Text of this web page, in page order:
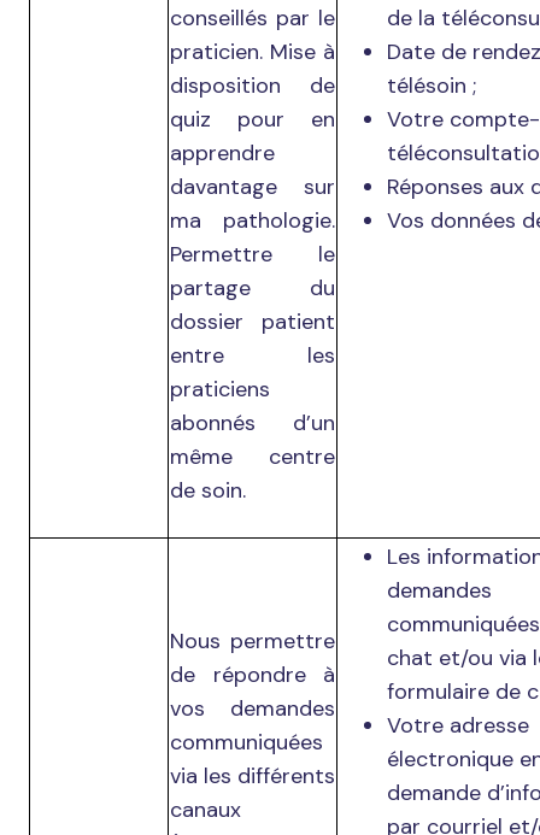
conseillés par le
praticien. Mise à
disposition de
quiz pour en
apprendre
davantage sur
ma pathologie.
Permettre le
partage du
dossier patient
entre les
praticiens
abonnés d’un
même centre
de soin.
de la
Date de
télésoin ;
Votre
Réponses aux
Vos données
Nous permettre
de répondre à
vos demandes
communiquées
via les différents
canaux
Les
demandes
chat et/ou via
formulaire de
Votre adresse
électronique
demande
par courriel